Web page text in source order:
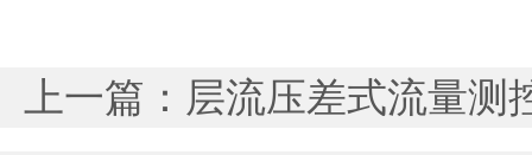
上一篇： 层流压差式流量测